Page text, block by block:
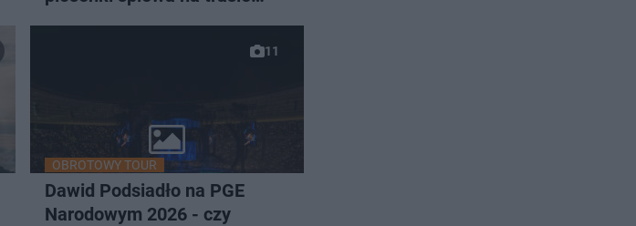
11
OBROTOWY TOUR
Dawid Podsiadło na PGE
Narodowym 2026 - czy